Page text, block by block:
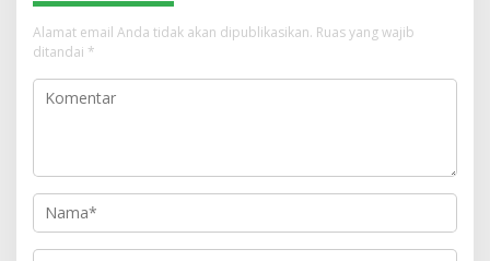
Alamat email Anda tidak akan dipublikasikan. Ruas yang wajib
ditandai *